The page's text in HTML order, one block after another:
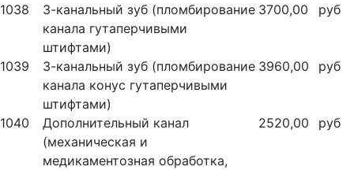
1038
3-канальный зуб (пломбирование
канала гутаперчивыми
штифтами)
3700,00 руб
1039
3-канальный зуб (пломбирование
канала конус гутаперчивыми
штифтами)
3960,00 руб
1040
Дополнительный канал
(механическая и
медикаментозная обработка,
2520,00 руб